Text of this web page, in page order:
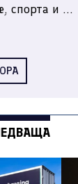
спорта и ...